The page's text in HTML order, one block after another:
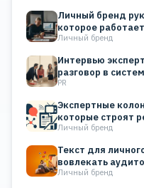
Личный бренд
которое
Личный бренд
Интервью
разговор в
PR
Экспертные
которые строят
Личный бренд
Текст для
вовлекать
Личный бренд